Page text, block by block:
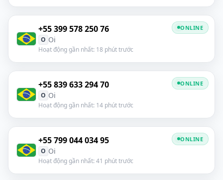
+55 399 578 250 76
O Oi
Hoạt động gần nhất: 18 phút trước
ONLINE
+55 839 633 294 70
O Oi
Hoạt động gần nhất: 14 phút trước
ONLINE
+55 799 044 034 95
O Oi
Hoạt động gần nhất: 41 phút trước
ONLINE